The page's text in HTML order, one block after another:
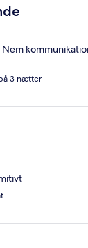
3 nætter